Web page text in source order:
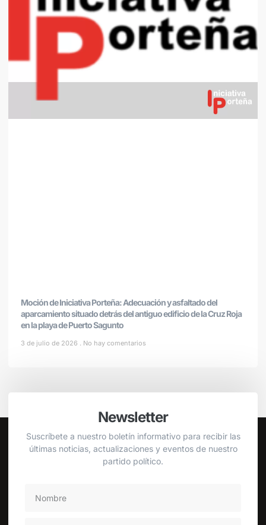
Moción de Iniciativa Porteña: Adecuación y asfaltado del
aparcamiento situado detrás del antiguo edificio de la Cruz Roja
en la playa de Puerto Sagunto
3 de julio de 2026 No hay comentarios
Newsletter
Suscríbete a nuestro boletín informativo para recibir las
últimas noticias, actualizaciones y eventos de nuestro
partido político.